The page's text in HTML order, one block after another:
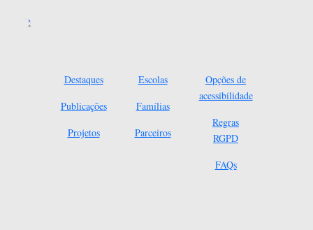
Destaques
Publicações
Projetos
Escolas
Famílias
Parceiros
Opções de
acessibilidade
Regras
RGPD
FAQs